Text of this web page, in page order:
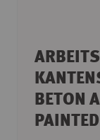
BETON
PAINTED